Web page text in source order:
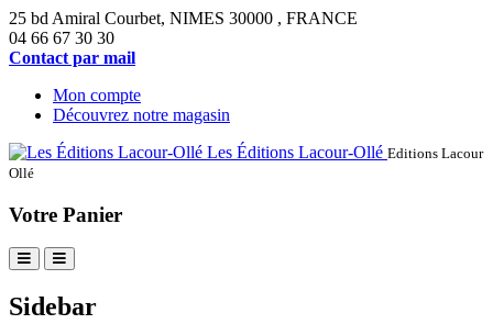
25 bd Amiral Courbet, NIMES 30000 , FRANCE
04 66 67 30 30
Contact par mail
Mon compte
Découvrez notre magasin
Les Éditions Lacour-Ollé Editions Lacour
Ollé
Votre Panier
Sidebar